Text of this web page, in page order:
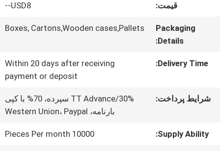
کارخانه
کنترل
ما
قیمت: USD8--
Packaging
Details:
Boxes, Cartons,Wooden cases,Pallets
Delivery Time:
Within 20 days after receiving
payment or deposit
شرایط پرداخت:
TT Advance/30% سپرده، 70% با کپی
بارنامه، Western Union، Paypal
Supply Ability:
10000 Pieces Per month